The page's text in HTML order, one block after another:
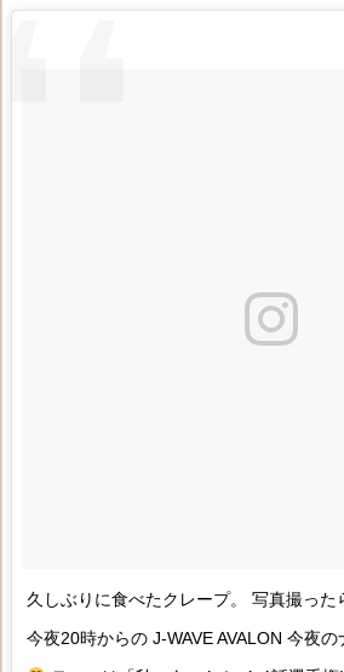
久しぶりに食べたクレープ。 写真撮った
今夜20時からの J-WAVE AVALON 今夜